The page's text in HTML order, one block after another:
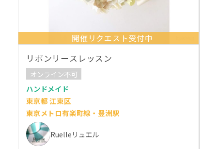
開催リクエスト受付中
リボンリースレッスン
オンライン不可
ハンドメイド
東京都 江東区
東京メトロ有楽町線・豊洲駅
Ruelleリュエル